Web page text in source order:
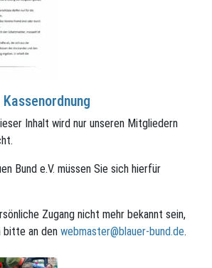
Inhalt wird nur unseren Mitgliedern
Bund e.V. müssen Sie sich hierfür
Zugang nicht mehr bekannt sein,
bitte an den webmaster@blauer-bund.de.